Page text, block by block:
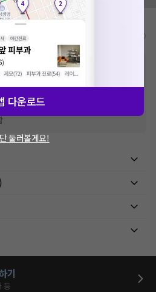
으로 실제 가격과 상이할 수 있으니, 정확
문의해주세요.
사평가원에 고지되어 있는 급여 진료 기준 가
비용이 추가되어, 병원마다 금액이 다르게
기
등
다운로드
둘러볼게요!